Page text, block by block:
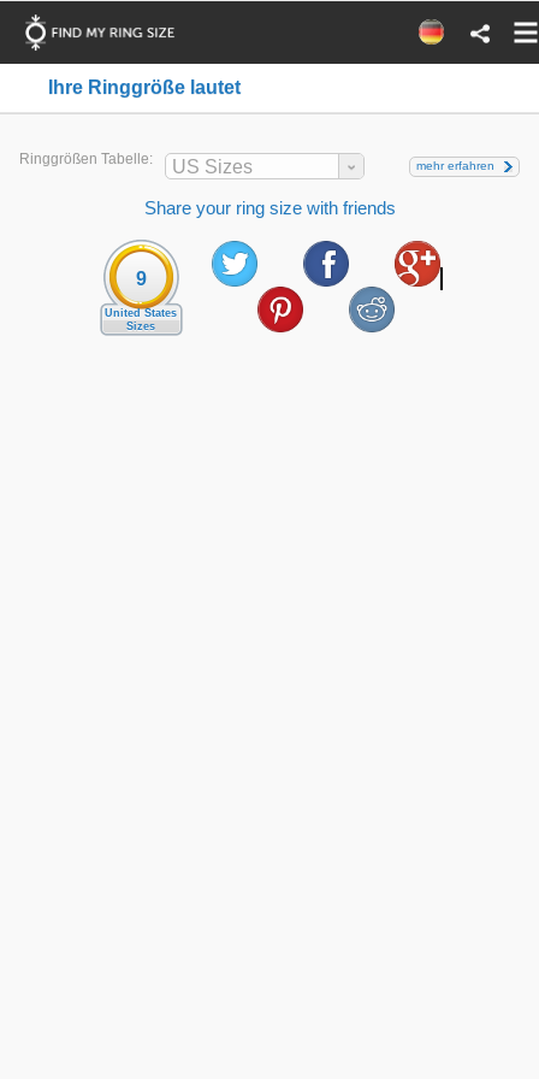
Ihre Ringgröße lautet
Ringgrößen Tabelle: US Sizes mehr erfahren
Share your ring size with friends
9
United States
Sizes